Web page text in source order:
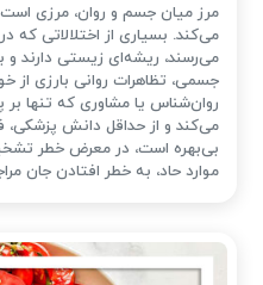
مرز میان جسم و روان، مرزی است
می‌کند. بسیاری از اختلالاتی که
می‌رسند، ریشه‌ای زیستی دارند و
جسمی، تظاهرات روانی بارزی
روان‌شناس یا مشاوری که تنها بر
می‌کند و از حداقل دانش پزشکی،
بی‌بهره است، در معرض خطر
موارد حاد، به خطر افتادن جان